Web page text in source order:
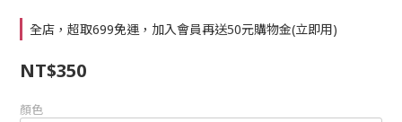
全店，超取699免運，加入會員再送50元購物金(立即用)
NT$350
顏色